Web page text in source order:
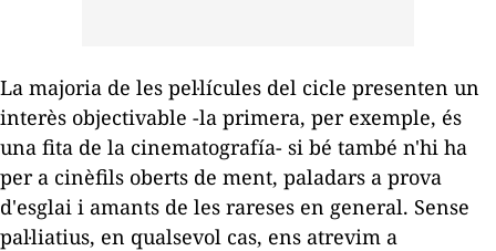
La majoria de les pel·lícules del cicle presenten un
interès objectivable -la primera, per exemple, és
una fita de la cinematografía- si bé també n'hi ha
per a cinèfils oberts de ment, paladars a prova
d'esglai i amants de les rareses en general. Sense
pal·liatius, en qualsevol cas, ens atrevim a